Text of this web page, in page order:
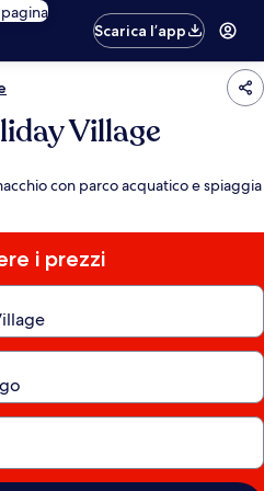
Scarica l’app
Village
con parco acquatico e spiaggia
i prezzi